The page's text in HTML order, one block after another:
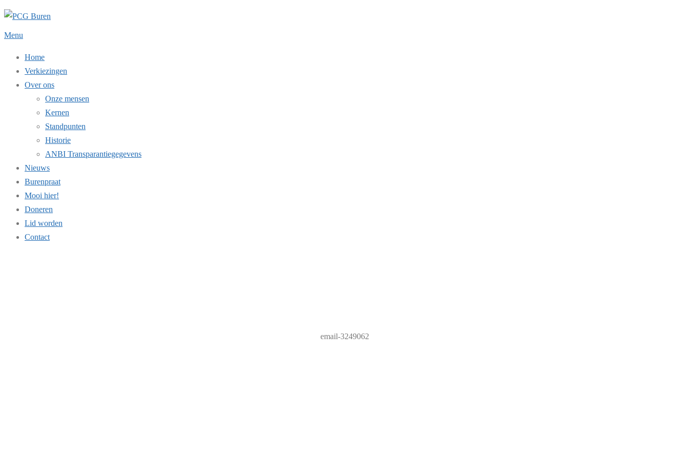
Ga
de
Menu
Home
Verkiezingen
Over ons
Onze mensen
Kernen
Standpunten
Historie
ANBI Transparantiegegevens
Nieuws
Burenpraat
Mooi hier!
Doneren
Lid worden
Contact
email-3249062